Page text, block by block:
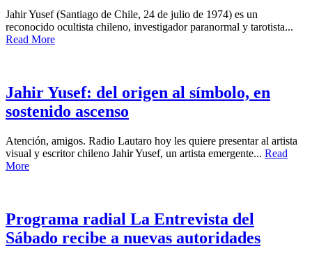
Jahir Yusef (Santiago de Chile, 24 de julio de 1974) es un
reconocido ocultista chileno, investigador paranormal y tarotista...
Read More
Jahir Yusef: del origen al símbolo, en
sostenido ascenso
Atención, amigos. Radio Lautaro hoy les quiere presentar al artista
visual y escritor chileno Jahir Yusef, un artista emergente... Read
More
Programa radial La Entrevista del
Sábado recibe a nuevas autoridades